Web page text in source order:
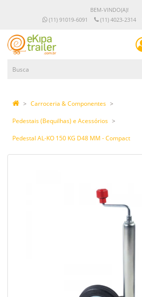
BEM-VINDO(A)!
(11) 91019-6091
(11) 4023-2314
Carroceria & Componentes
Pedestais (Bequilhas) e Acessórios
Pedestal AL-KO 150 KG D48 MM - Compact